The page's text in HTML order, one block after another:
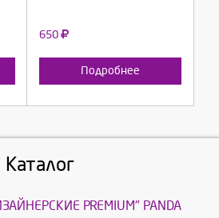
650
Подробнее
Каталог
PREMIUM" PANDA